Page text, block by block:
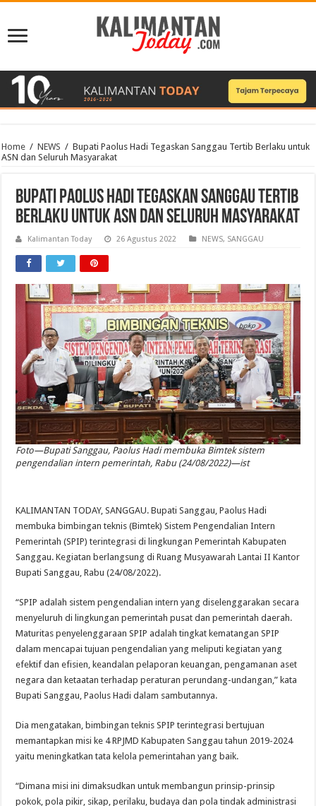
Home / NEWS / Bupati Paolus Hadi Tegaskan Sanggau Tertib Berlaku untuk
ASN dan Seluruh Masyarakat
Bupati Paolus Hadi Tegaskan Sanggau Tertib
Berlaku untuk ASN dan Seluruh Masyarakat
Kalimantan Today 26 Agustus 2022 NEWS, SANGGAU
Foto—Bupati Sanggau, Paolus Hadi membuka Bimtek sistem
pengendalian intern pemerintah, Rabu (24/08/2022)—ist
KALIMANTAN TODAY, SANGGAU. Bupati Sanggau, Paolus Hadi
membuka bimbingan teknis (Bimtek) Sistem Pengendalian Intern
Pemerintah (SPIP) terintegrasi di lingkungan Pemerintah Kabupaten
Sanggau. Kegiatan berlangsung di Ruang Musyawarah Lantai II Kantor
Bupati Sanggau, Rabu (24/08/2022).
“SPIP adalah sistem pengendalian intern yang diselenggarakan secara
menyeluruh di lingkungan pemerintah pusat dan pemerintah daerah.
Maturitas penyelenggaraan SPIP adalah tingkat kematangan SPIP
dalam mencapai tujuan pengendalian yang meliputi kegiatan yang
efektif dan efisien, keandalan pelaporan keuangan, pengamanan aset
negara dan ketaatan terhadap peraturan perundang-undangan,” kata
Bupati Sanggau, Paolus Hadi dalam sambutannya.
Dia mengatakan, bimbingan teknis SPIP terintegrasi bertujuan
memantapkan misi ke 4 RPJMD Kabupaten Sanggau tahun 2019-2024
yaitu meningkatkan tata kelola pemerintahan yang baik.
“Dimana misi ini dimaksudkan untuk membangun prinsip-prinsip
pokok, pola pikir, sikap, perilaku, budaya dan pola tindak administrasi